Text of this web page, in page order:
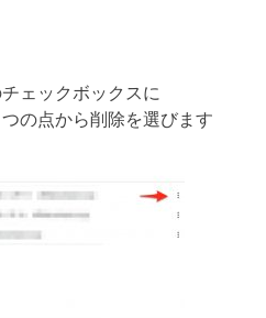
ェックボックスに
の点から削除を選びます